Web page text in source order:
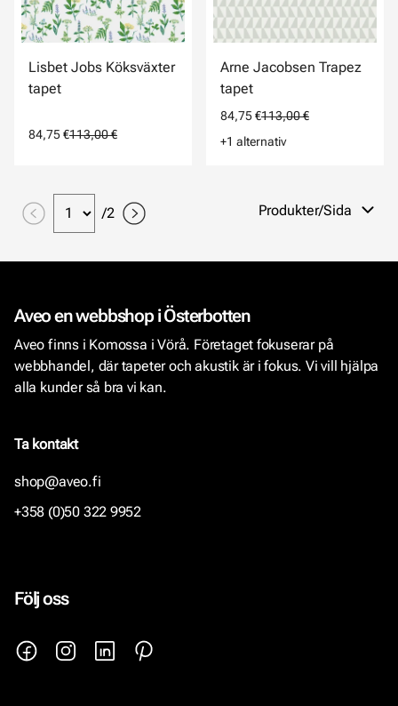
Lisbet Jobs Köksväxter
tapet
84,75 €113,00 €
Arne Jacobsen Trapez
tapet
84,75 €113,00 €
+1 alternativ
/2 Produkter/Sida
Aveo en webbshop i Österbotten
Aveo finns i Komossa i Vörå. Företaget fokuserar på
webbhandel, där tapeter och akustik är i fokus. Vi vill hjälpa
alla kunder så bra vi kan.
Ta kontakt
shop@aveo.fi
+358 (0)50 322 9952
Följ oss